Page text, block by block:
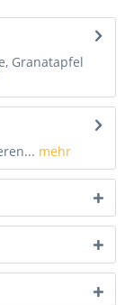
Granatapfel
mehr